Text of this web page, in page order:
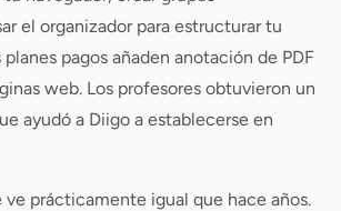
el organizador para estructurar tu
pagos añaden anotación de PDF
web. Los profesores obtuvieron un
ayudó a Diigo a establecerse en
ve prácticamente igual que hace años.